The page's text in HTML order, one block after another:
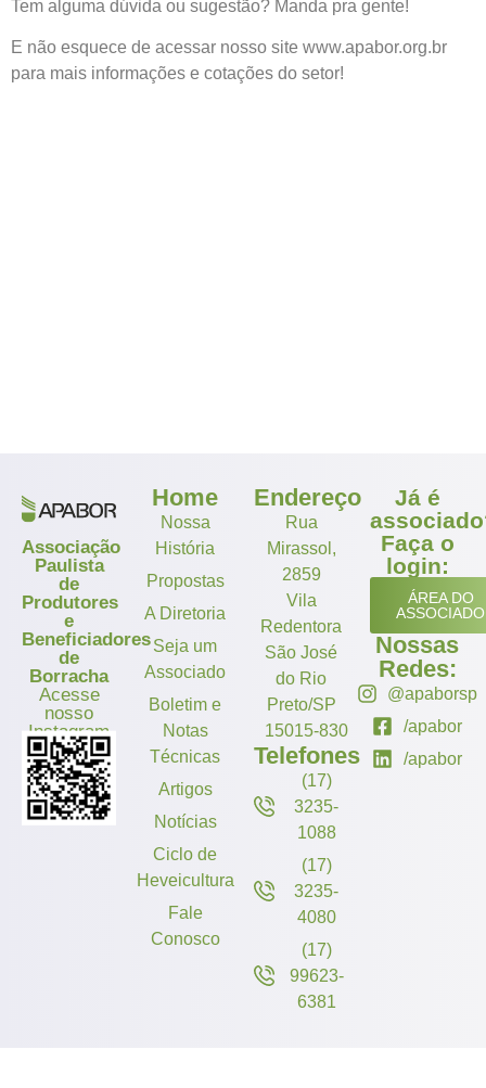
Tem alguma dúvida ou sugestão? Manda pra gente!
E não esquece de acessar nosso site www.apabor.org.br
para mais informações e cotações do setor!
Associação
Paulista
de
Produtores
e
Beneficiadores
de
Borracha
Acesse
nosso
Instagram
Home
Nossa
História
Propostas
A Diretoria
Seja um
Associado
Boletim e
Notas
Técnicas
Artigos
Notícias
Ciclo de
Heveicultura
Fale
Conosco
Endereço
Rua
Mirassol,
2859
Vila
Redentora
São José
do Rio
Preto/SP
15015-830
Telefones
(17)
3235-
1088
(17)
3235-
4080
(17)
99623-
6381
Já é
Faça o
login:
ÁREA DO
ASSOCIADO
Nossas
Redes:
@apaborsp
/apabor
/apabor